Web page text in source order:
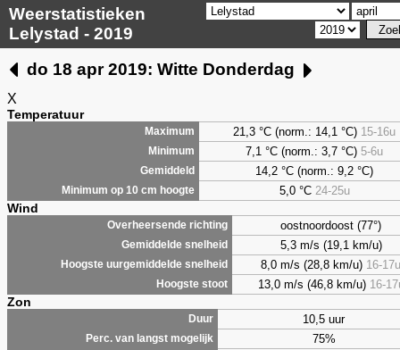
Weerstatistieken
Lelystad - 2019
do 18 apr 2019: Witte Donderdag
X
Temperatuur
Maximum 21,3 °C (norm.: 14,1 °C) 15-16u
Minimum 7,1 °C (norm.: 3,7 °C) 5-6u
Gemiddeld 14,2 °C (norm.: 9,2 °C)
Minimum op 10 cm hoogte 5,0°C 24-25u
Wind
Overheersende richting oostnoordoost (77°)
Gemiddelde snelheid 5,3 m/s (19,1 km/u)
Hoogste uurgemiddelde snelheid 8,0 m/s (28,8 km/u) 16-17u
Hoogste stoot 13,0 m/s (46,8 km/u) 16-
Zon
Duur 10,5 uur
Perc. van langst mogelijk 75%